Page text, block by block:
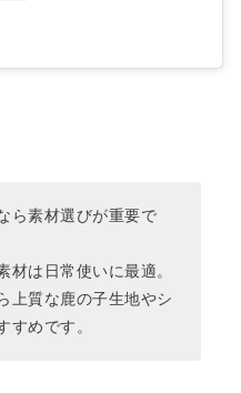
ら素材選びが重要で
材は日常使いに最適。
上質な鹿の子生地やシ
すめです。